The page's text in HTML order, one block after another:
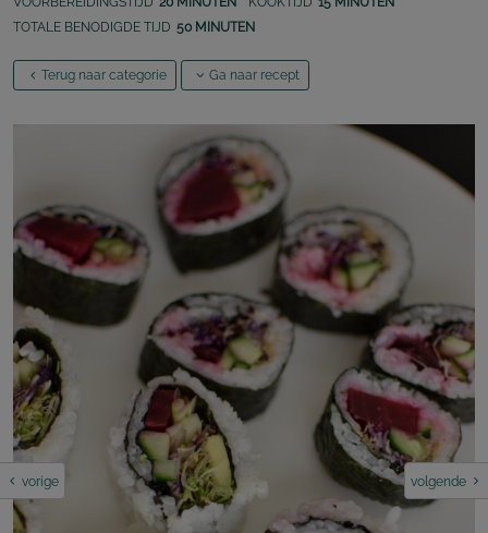
TOTALE BENODIGDE TIJD 50 MINUTEN
Terug naar categorie Ga naar recept
vorige volgende